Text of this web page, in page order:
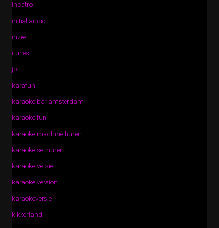
incatro
initial audio
inzee
itunes
jbl
karafun
karaoke bar amsterdam
karaoke fun
karaoke machine huren
karaoke set huren
karaoke versie
karaoke version
karaokeversie
kikkerland